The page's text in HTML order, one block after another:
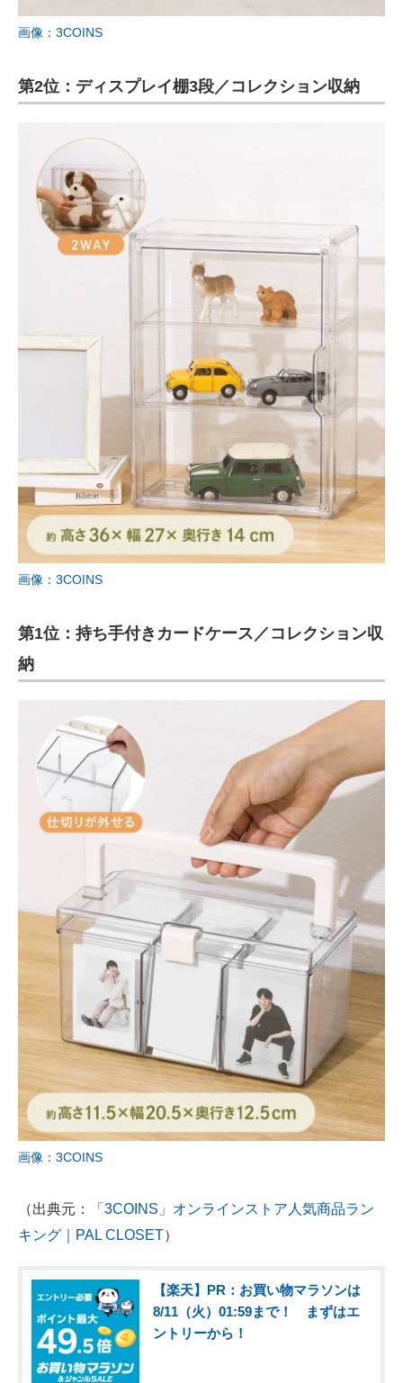
画像：3COINS
第2位：ディスプレイ棚3段／コレクション収納
画像：3COINS
第1位：持ち手付きカードケース／コレクション収
納
画像：3COINS
（出典元：
「3COINS」オンラインストア人気商品ラン
キング｜PAL CLOSET）
【楽天】PR：お買い物マラソンは
8/11（火）01:59まで！ まずはエ
ントリーから！